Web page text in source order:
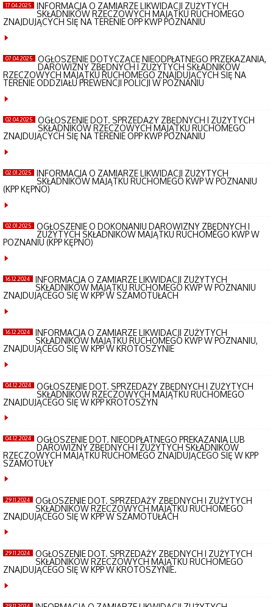
17.04.2025 INFORMACJA O ZAMIARZE LIKWIDACJI ZUŻYTYCH
SKŁADNIKÓW RZECZOWYCH MAJĄTKU RUCHOMEGO
ZNAJDUJĄCYCH SIĘ NA TERENIE OPP KWP POZNANIU
07.04.2025 OGŁOSZENIE DOTYCZĄCE NIEODPŁATNEGO PRZEKAZANIA,
DAROWIZNY ZBĘDNYCH I ZUŻYTYCH SKŁADNIKÓW
RZECZOWYCH MAJĄTKU RUCHOMEGO ZNAJDUJĄCYCH SIĘ NA
TERENIE ODDZIAŁU PREWENCJI POLICJI W POZNANIU
02.04.2025 OGŁOSZENIE DOT. SPRZEDAŻY ZBĘDNYCH I ZUŻYTYCH
SKŁADNIKÓW RZECZOWYCH MAJĄTKU RUCHOMEGO
ZNAJDUJĄCYCH SIĘ NA TERENIE OPP KWP POZNANIU
02.01.2025 INFORMACJA O ZAMIARZE LIKWIDACJI ZUŻYTYCH
SKŁADNIKÓW MAJĄTKU RUCHOMEGO KWP W POZNANIU
(KPP KĘPNO)
02.01.2025 OGŁOSZENIE O DOKONANIU DAROWIZNY ZBĘDNYCH I
ZUŻYTYCH SKŁADNIKÓW MAJĄTKU RUCHOMEGO KWP W
POZNANIU (KPP KĘPNO)
16.12.2024 INFORMACJA O ZAMIARZE LIKWIDACJI ZUŻYTYCH
SKŁADNIKÓW MAJĄTKU RUCHOMEGO KWP W POZNANIU
ZNAJDUJĄCEGO SIĘ W KPP W SZAMOTUŁACH
16.12.2024 INFORMACJA O ZAMIARZE LIKWIDACJI ZUŻYTYCH
SKŁADNIKÓW MAJĄTKU RUCHOMEGO KWP W POZNANIU,
ZNAJDUJĄCEGO SIĘ W KPP W KROTOSZYNIE
04.12.2024 OGŁOSZENIE DOT. SPRZEDAŻY ZBĘDNYCH I ZUŻYTYCH
SKŁADNIKÓW RZECZOWYCH MAJĄTKU RUCHOMEGO
ZNAJDUJĄCEGO SIĘ W KPP KROTOSZYN
04.12.2024 OGŁOSZENIE DOT. NIEODPŁATNEGO PREKAZANIA LUB
DAROWIZNY ZBĘDNYCH I ZUŻYTYCH SKŁADNIKÓW
RZECZOWYCH MAJĄTKU RUCHOMEGO ZNAJDUJĄCEGO SIĘ W KPP
SZAMOTUŁY
29.11.2024 OGŁOSZENIE DOT. SPRZEDAŻY ZBĘDNYCH I ZUŻYTYCH
SKŁADNIKÓW RZECZOWYCH MAJĄTKU RUCHOMEGO
ZNAJDUJĄCEGO SIĘ W KPP W SZAMOTUŁACH
29.11.2024 OGŁOSZENIE DOT. SPRZEDAŻY ZBĘDNYCH I ZUŻYTYCH
SKŁADNIKÓW RZECZOWYCH MAJĄTKU RUCHOMEGO
ZNAJDUJĄCEGO SIĘ W KPP W KROTOSZYNIE.